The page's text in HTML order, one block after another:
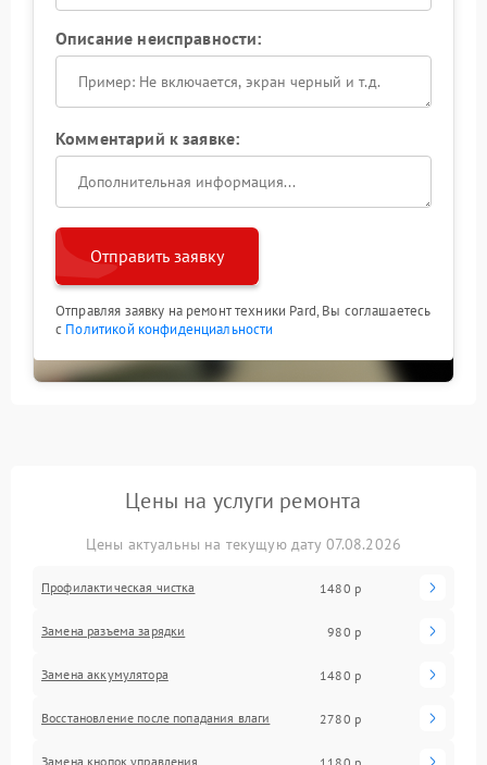
Описание неисправности:
Комментарий к заявке:
Отправить заявку
Отправляя заявку на ремонт техники Pard, Вы соглашаетесь
с Политикой конфиденциальности
Цены на услуги ремонта
Цены актуальны на текущую дату 07.08.2026
Профилактическая чистка 1480 р
Замена разъема зарядки 980 р
Замена аккумулятора 1480 р
Восстановление после попадания влаги 2780 р
Замена кнопок управления